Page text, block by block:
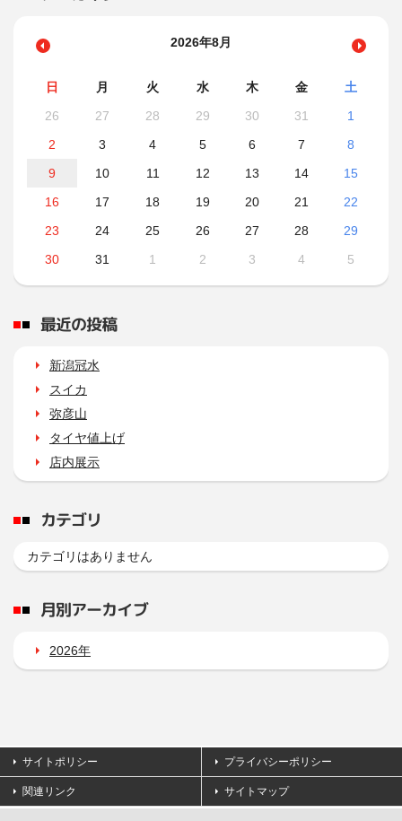
2026年8月
日 月 火 水 木 金
土
26
27 28 29 30 31
1
2
3 4 5 6 7
8
9
10 11 12 13 14
15
16
17 18 19 20 21
22
23
24 25 26 27 28
29
30
31 1 2 3 4 5
最近の投稿
新潟冠水
スイカ
弥彦山
タイヤ値上げ
店内展示
カテゴリ
カテゴリはありません
月別アーカイブ
2026年
サイトポリシー プライバシーポリシー
関連リンク サイトマップ